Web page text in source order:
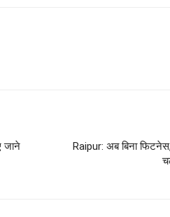
जाने
Raipur: अब बिना